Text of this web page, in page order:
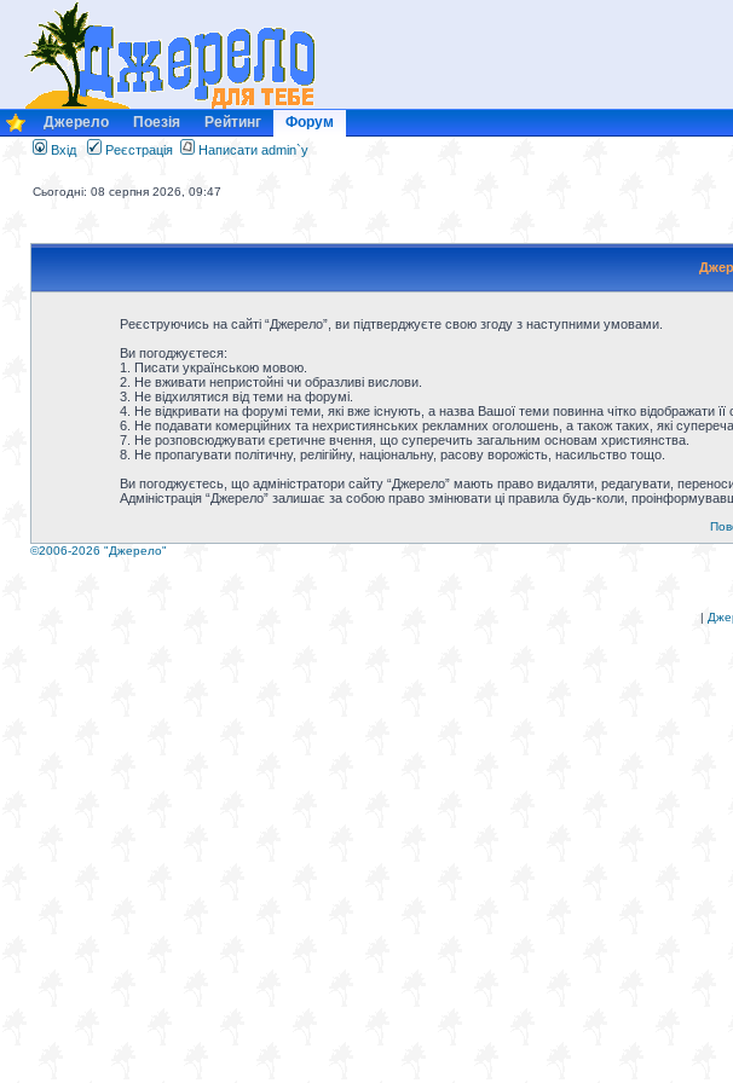
Джерело Поезія Рейтинг Форум
Вхід Реєстрація Написати admin`у
Сьогодні: 08 серпня 2026, 09:47
Реєструючись на сайті “Джерело”, ви підтверджуєте свою згоду з наступними умовами.
Ви погоджуєтеся:
1. Писати українською мовою.
2. Не вживати непристойні чи образливі вислови.
3. Не відхилятися від теми на форумі.
4. Не відкривати на форумі теми, які вже існують, а назва Вашої теми повинна чітко відображати її
6. Не подавати комерційних та нехристиянських рекламних оголошень, а також таких, які
7. Не розповсюджувати єретичне вчення, що суперечить загальним основам християнства.
8. Не пропагувати політичну, релігійну, національну, расову ворожість, насильство тощо.
Ви погоджуєтесь, що адміністратори сайту “Джерело” мають право видаляти, редагувати,
Адміністрація “Джерело” залишає за собою право змінювати ці правила будь-коли,
©2006-2026 "Джерело"
|